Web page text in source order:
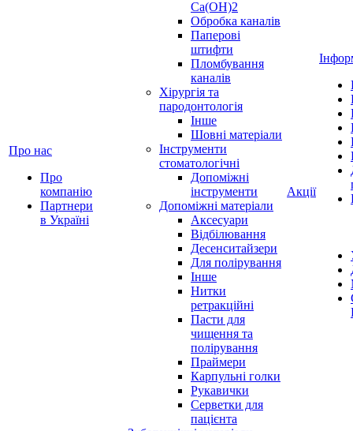
Про нас
Про
компанію
Партнери
в Україні
Ca(OH)2
Обробка каналів
Паперові
штифти
Пломбування
каналів
Хірургія та
пародонтологія
Інше
Шовні матеріали
Інструменти
стоматологічні
Допоміжні
інструменти
Допоміжні матеріали
Аксесуари
Відбілювання
Десенситайзери
Для полірування
Інше
Нитки
ретракційні
Пасти для
чищення та
полірування
Праймери
Карпульні голки
Рукавички
Серветки для
пацієнта
Акції